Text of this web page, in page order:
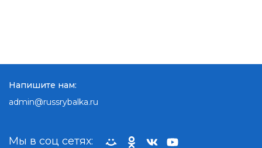
Мы в соц сетях:
Напишите нам:
admin@russrybalka.ru